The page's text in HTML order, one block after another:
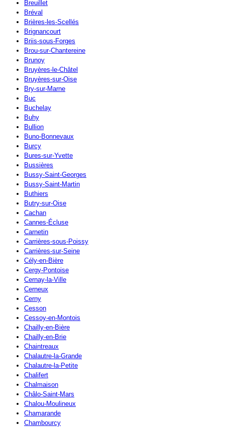
Breuillet
Bréval
Brières-les-Scellés
Brignancourt
Briis-sous-Forges
Brou-sur-Chantereine
Brunoy
Bruyères-le-Châtel
Bruyères-sur-Oise
Bry-sur-Marne
Buc
Buchelay
Buhy
Bullion
Buno-Bonnevaux
Burcy
Bures-sur-Yvette
Bussières
Bussy-Saint-Georges
Bussy-Saint-Martin
Buthiers
Butry-sur-Oise
Cachan
Cannes-Écluse
Carnetin
Carrières-sous-Poissy
Carrières-sur-Seine
Cély-en-Bière
Cergy-Pontoise
Cernay-la-Ville
Cerneux
Cerny
Cesson
Cessoy-en-Montois
Chailly-en-Bière
Chailly-en-Brie
Chaintreaux
Chalautre-la-Grande
Chalautre-la-Petite
Chalifert
Chalmaison
Châlo-Saint-Mars
Chalou-Moulineux
Chamarande
Chambourcy